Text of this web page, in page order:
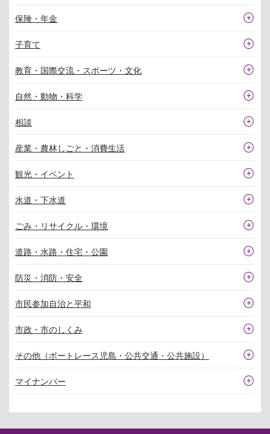
保険・年金
子育て
教育・国際交流・スポーツ・文化
自然・動物・科学
相談
産業・農林しごと・消費生活
観光・イベント
水道・下水道
ごみ・リサイクル・環境
道路・水路・住宅・公園
防災・消防・安全
市民参加自治と平和
市政・市のしくみ
その他（ボートレース児島・公共交通・公共施設）
マイナンバー